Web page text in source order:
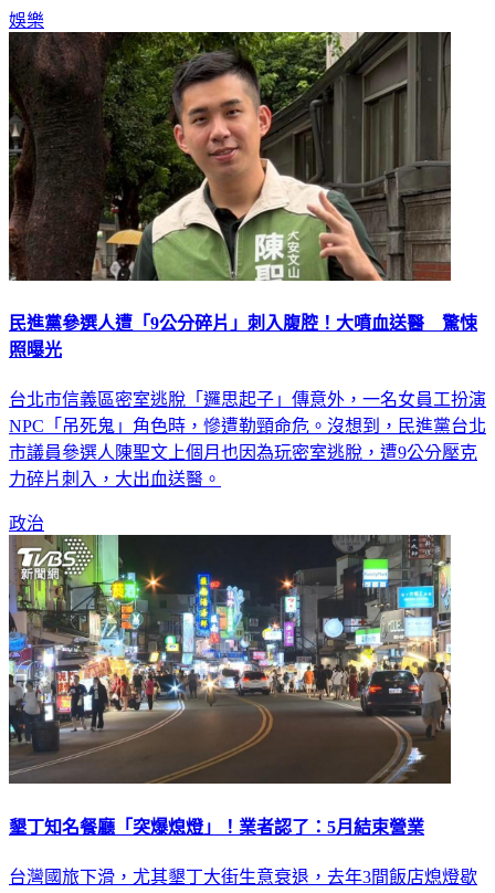
娛樂
民進黨參選人遭「9公分碎片」刺入腹腔！大噴血送醫 驚悚
照曝光
台北市信義區密室逃脫「邏思起子」傳意外，一名女員工扮演
NPC「吊死鬼」角色時，慘遭勒頸命危。沒想到，民進黨台北
市議員參選人陳聖文上個月也因為玩密室逃脫，遭9公分壓克
力碎片刺入，大出血送醫。
政治
墾丁知名餐廳「突爆熄燈」！業者認了：5月結束營業
台灣國旅下滑，尤其墾丁大街生意衰退，去年3間飯店熄燈歇